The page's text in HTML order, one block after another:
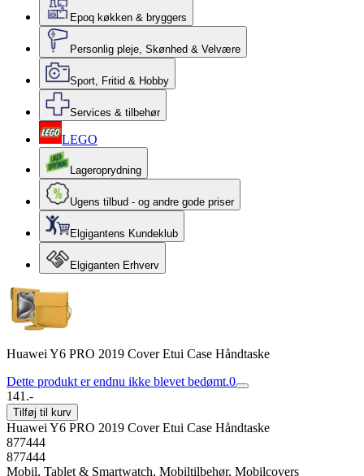
Epoq køkken & bryggers
Personlig pleje, Skønhed & Velvære
Sport, Fritid & Hobby
Services & tilbehør
LEGO
Lageroprydning
Ugens tilbud - og andre gode priser
Elgigantens Kundeklub
Elgiganten Erhverv
Huawei Y6 PRO 2019 Cover Etui Case Håndtaske
Dette produkt er endnu ikke blevet bedømt.0
141.-
Tilføj til kurv
Huawei Y6 PRO 2019 Cover Etui Case Håndtaske
877444
877444
Mobil, Tablet & Smartwatch, Mobiltilbehør, Mobilcovers